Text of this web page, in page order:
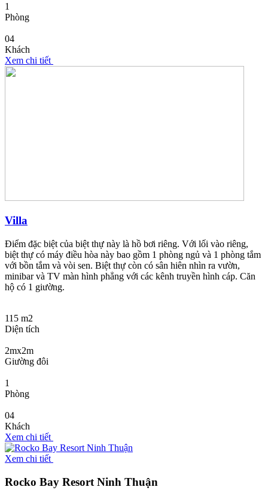
1
Phòng
04
Khách
Xem chi tiết
Villa
Điểm đặc biệt của biệt thự này là hồ bơi riêng. Với lối vào riêng,
biệt thự có máy điều hòa này bao gồm 1 phòng ngủ và 1 phòng tắm
với bồn tắm và vòi sen. Biệt thự còn có sân hiên nhìn ra vườn,
minibar và TV màn hình phẳng với các kênh truyền hình cáp. Căn
hộ có 1 giường.
115 m2
Diện tích
2mx2m
Giường đôi
1
Phòng
04
Khách
Xem chi tiết
Xem chi tiết
Rocko Bay Resort Ninh Thuận